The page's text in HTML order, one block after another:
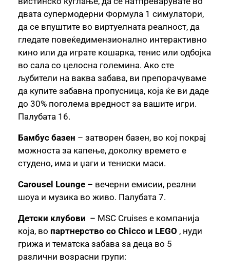
двата супермодерни Формула 1 симулатори,
да се впуштите во виртуелната реалност, да
гледате повеќедимензионално интерактивно
кино или да играте кошарка, тенис или одбојка
во сала со целосна големина. Ако сте
љубители на ваква забава, ви препорачуваме
да купите забавна пропусница, која ќе ви даде
до 30% поголема вредност за вашите игри.
Палубата 16.
Бамбус базен – затворен базен, во кој покрај
можноста за капење, доколку времето е
студено, има и џаги и тениски маси.
Carousel Lounge – вечерни емисии, реални
шоуа и музика во живо. Палубата 7.
Детски клубови – MSC Cruises е компанија
која, во партнерство со Chicco и LEGO , нуди
грижа и тематска забава за деца во 5
различни возрасни групи: